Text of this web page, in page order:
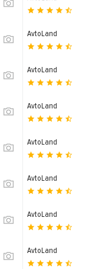
AvtoLand
AvtoLand
AvtoLand
AvtoLand
AvtoLand
AvtoLand
AvtoLand